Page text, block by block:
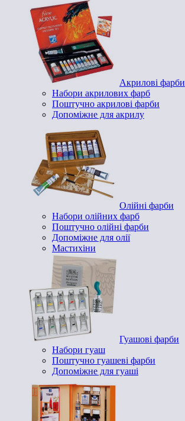
Акрилові фарби
Набори акрилових фарб
Поштучно акрилові фарби
Допоміжне для акрилу
Олійні фарби
Набори олійних фарб
Поштучно олійні фарби
Допоміжне для олії
Мастихіни
Гуашові фарби
Набори гуаш
Поштучно гуашеві фарби
Допоміжне для гуаші